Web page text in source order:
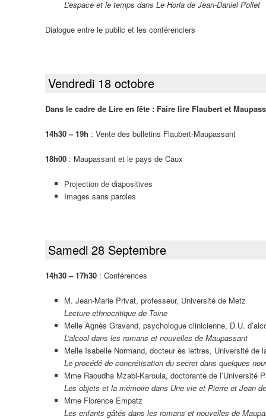
L’espace et le temps dans Le Horla de Jean-Daniel Pollet
Dialogue entre le public et les conférenciers
Vendredi 18 octobre
Dans le cadre de Lire en fête : Faire lire Flaubert et
14h30 – 19h : Vente des bulletins Flaubert-Maupassant
18h00 : Maupassant et le pays de Caux
Projection de diapositives
Images sans paroles
Samedi 28 Septembre
14h30 – 17h30 : Conférences
M. Jean-Marie Privat, professeur, Université de Metz
Lecture ethnocritique de Toine
Melle Agnès Gravand, psychologue clinicienne, D.U.
L’alcool dans les romans et nouvelles de Maupassant
Melle Isabelle Normand, docteur ès lettres, Université de
Le procédé de concrétisation du secret dans quelques
Mme Raoudha Mzabi-Karouia, doctorante de l’Université
Les objets et la mémoire dans Une vie et Pierre et Jean
Mme Florence Empatz
Les enfants gâtés dans les romans et nouvelles de